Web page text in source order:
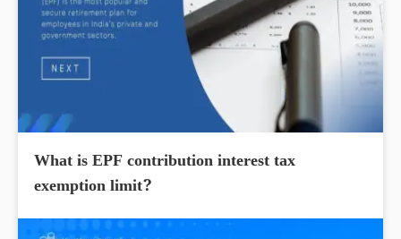
What is EPF contribution interest tax
exemption limit?